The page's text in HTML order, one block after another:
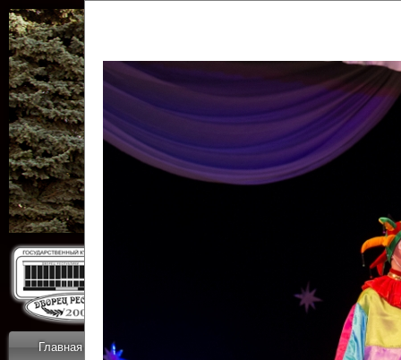
Главная Приветствие Новости